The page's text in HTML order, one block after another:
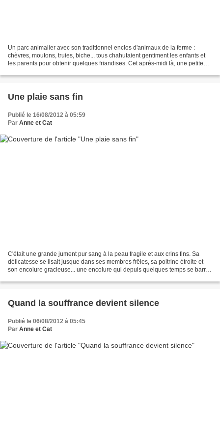
Un parc animalier avec son traditionnel enclos d'animaux de la ferme :
chèvres, moutons, truies, biche... tous chahutaient gentiment les enfants et
les parents pour obtenir quelques friandises. Cet après-midi là, une petite
Une plaie sans fin
Publié le 16/08/2012 à 05:59
Par Anne et Cat
C'était une grande jument pur sang à la peau fragile et aux crins fins. Sa
délicatesse se lisait jusque dans ses membres frêles, sa poitrine étroite et
son encolure gracieuse... une encolure qui depuis quelques temps se barrait
Quand la souffrance devient silence
Publié le 06/08/2012 à 05:45
Par Anne et Cat